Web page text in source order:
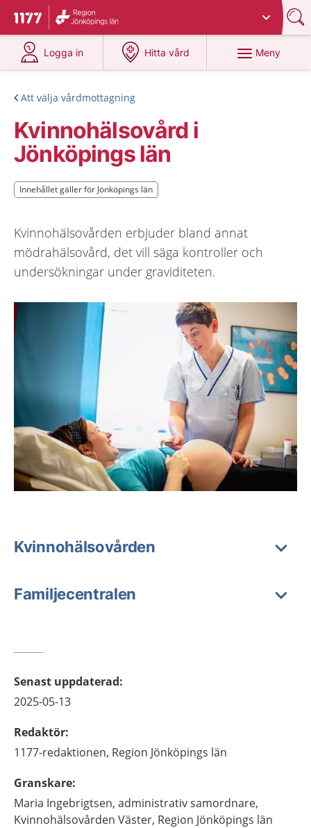
Till startsidan för 1177
Du har valt region
Logga in
på 1177.se
Hitta vård
på 1177.se
Meny
Att välja vårdmottagning
Kvinnohälsovård i
Jönköpings län
Innehållet gäller för Jönköpings län
Innehållet gäller för Jönköpings län
Kvinnohälsovården erbjuder bland annat
mödrahälsovård, det vill säga kontroller och
undersökningar under graviditeten.
Kvinnohälsovården
Familjecentralen
Senast uppdaterad:
2025-05-13
Redaktör:
1177-redaktionen, Region Jönköpings län
Granskare:
Maria Ingebrigtsen, administrativ samordnare,
Kvinnohälsovården Väster, Region Jönköpings län